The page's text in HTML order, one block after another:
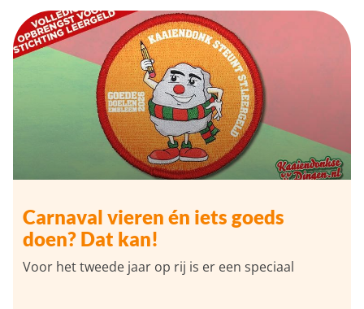
Carnaval vieren én iets goeds
doen? Dat kan!
Voor het tweede jaar op rij is er een speciaal